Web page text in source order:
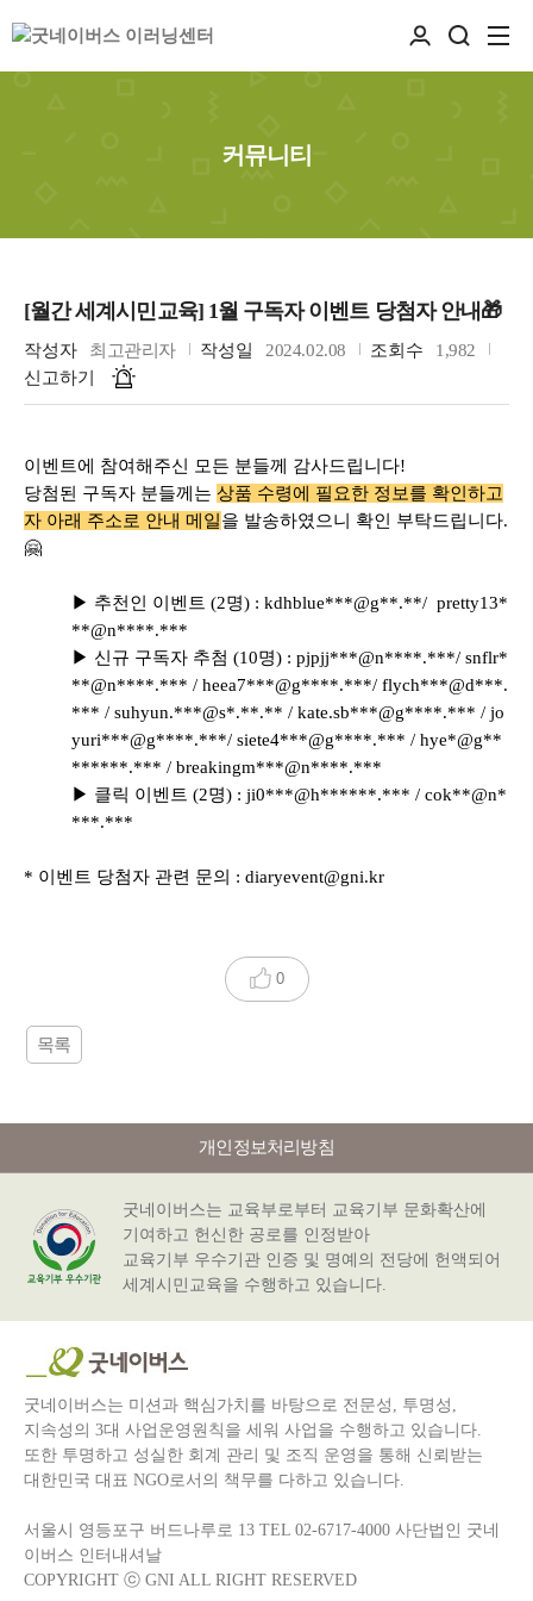
커뮤니티
[월간 세계시민교육] 1월 구독자 이벤트 당첨자 안내🎁
작성자 최고관리자 작성일 2024.02.08 조회수
1,982
신고하기
이벤트에 참여해주신 모든 분들께 감사드립니다!
당첨된 구독자 분들께는 상품 수령에 필요한 정보를 확인하고
자 아래 주소로 안내 메일을 발송하였으니 확인 부탁드립니다.
🤗
▶ 추천인 이벤트 (2명) : kdhblue***@g**.**/ pretty13*
**@n****.***
▶ 신규 구독자 추첨 (10명) : pjpjj***@n****.***/ snflr*
**@n****.*** / heea7***@g****.***/ flych***@d***.
*** / suhyun.***@s*.**.** / kate.sb***@g****.*** / jo
yuri***@g****.***/ siete4***@g****.*** / hye*@g**
******.*** / breakingm***@n****.***
▶ 클릭 이벤트 (2명) : ji0***@h******.*** / cok**@n*
***.***
* 이벤트 당첨자 관련 문의 : diaryevent@gni.kr
0
목록
개인정보처리방침
굿네이버스는 교육부로부터 교육기부 문화확산에
기여하고 헌신한 공로를 인정받아
교육기부 우수기관 인증 및 명예의 전당에 헌액되어
세계시민교육을 수행하고 있습니다.
굿네이버스는 미션과 핵심가치를 바탕으로 전문성, 투명성,
지속성 의 3대 사업운영원칙을 세워 사업을 수행하고 있습니다.
또한 투명하고 성실한 회계 관리 및 조직 운영을 통해 신뢰받는
대한민국 대표 NGO로서의 책무를 다하고 있습니다.
서울시 영등포구 버드나루로 13 TEL 02-6717-4000 사단법인 굿네
이버스 인터내셔날
COPYRIGHT ⓒ GNI ALL RIGHT RESERVED